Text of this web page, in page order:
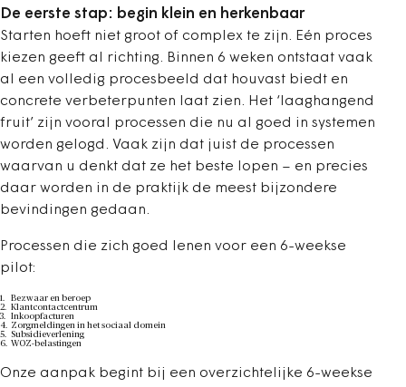
De eerste stap: begin klein en herkenbaar
Starten hoeft niet groot of complex te zijn. Eén proces
kiezen geeft al richting. Binnen 6 weken ontstaat vaak
al een volledig procesbeeld dat houvast biedt en
concrete verbeterpunten laat zien. Het ‘laaghangend
fruit’ zijn vooral processen die nu al goed in systemen
worden gelogd. Vaak zijn dat juist de processen
waarvan u denkt dat ze het beste lopen – en precies
daar worden in de praktijk de meest bijzondere
bevindingen gedaan.
Processen die zich goed lenen voor een 6-weekse
pilot:
Bezwaar en beroep
Klantcontactcentrum
Inkoopfacturen
Zorgmeldingen in het sociaal domein
Subsidieverlening
WOZ-belastingen
Onze aanpak begint bij een overzichtelijke 6-weekse